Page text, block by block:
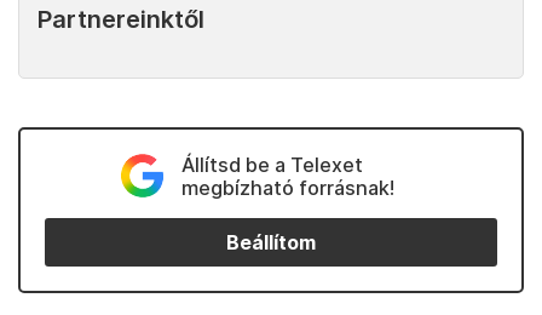
Partnereinktől
Állítsd be a Telexet
megbízható forrásnak!
Beállítom